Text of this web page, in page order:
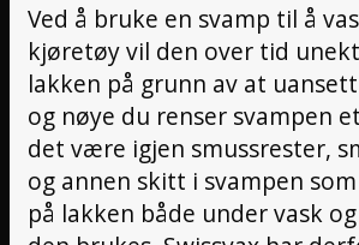
Ved å bruke en svamp til å
kjøretøy vil den over tid
lakken på grunn av at
og nøye du renser svampen
det være igjen smussrester,
og annen skitt i svampen
på lakken både under vask